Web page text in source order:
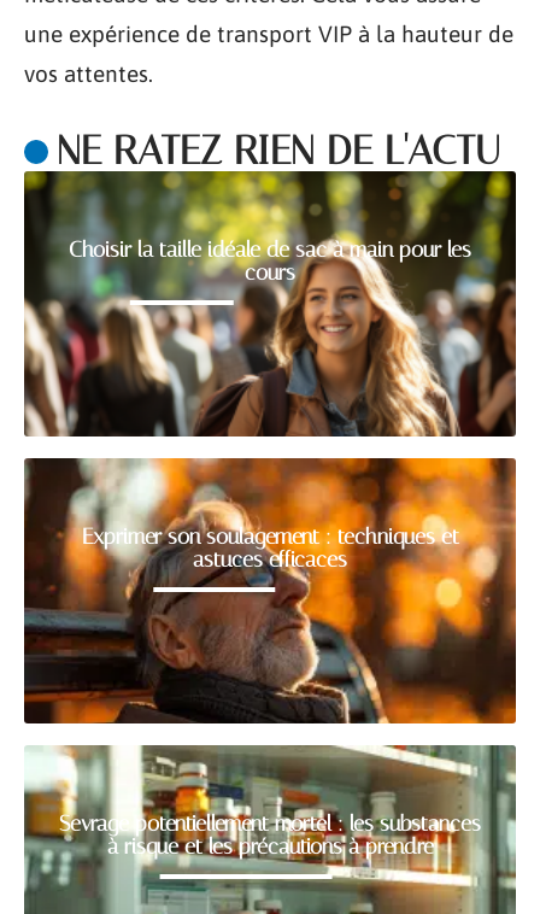
une expérience de transport VIP à la hauteur de
vos attentes.
NE RATEZ RIEN DE L'ACTU
Choisir la taille idéale de sac à main pour les
cours
Exprimer son soulagement : techniques et
astuces efficaces
Sevrage potentiellement mortel : les substances
à risque et les précautions à prendre